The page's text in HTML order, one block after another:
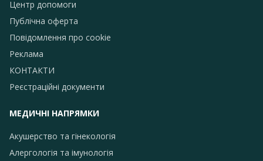
Центр допомоги
Публічна оферта
Повідомлення про сookie
Реклама
КОНТАКТИ
Реєстраційні документи
МЕДИЧНІ НАПРЯМКИ
Акушерство та гінекологія
Алергологія та імунологія